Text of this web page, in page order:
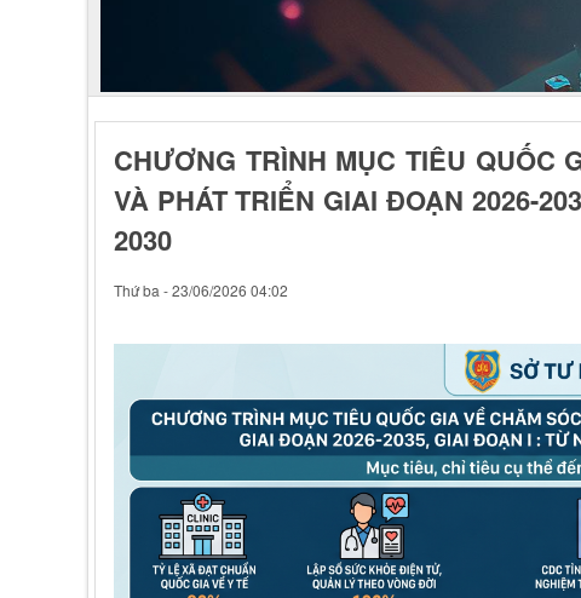
CHƯƠNG TRÌNH MỤC TIÊU QUỐC
VÀ PHÁT TRIỂN GIAI ĐOẠN 2026-
2030
Thứ ba - 23/06/2026 04:02